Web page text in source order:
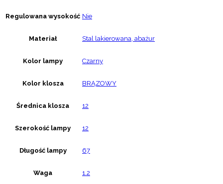
Regulowana wysokość Nie
Materiał Stal lakierowana, abażur
Kolor lampy Czarny
Kolor klosza BRĄZOWY
Średnica klosza 12
Szerokość lampy 12
Długość lampy 67
Waga 1.2